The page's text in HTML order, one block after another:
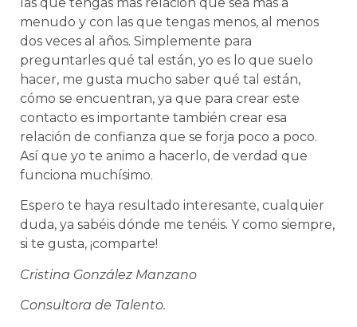
menudo y con las que tengas menos, al menos
dos veces al años. Simplemente para
preguntarles qué tal están, yo es lo que suelo
hacer, me gusta mucho saber qué tal están,
cómo se encuentran, ya que para crear este
contacto es importante también crear esa
relación de confianza que se forja poco a poco.
Así que yo te animo a hacerlo, de verdad que
funciona muchísimo.
Espero te haya resultado interesante, cualquier
duda, ya sabéis dónde me tenéis. Y como siempre,
si te gusta, ¡comparte!
Cristina González Manzano
Consultora de Talento.